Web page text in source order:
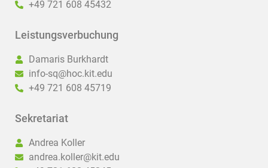
+49 721 608 45432
Leistungsverbuchung
Damaris Burkhardt
info-sq@hoc.kit.edu
+49 721 608 45719
Sekretariat
Andrea Koller
andrea.koller@kit.edu